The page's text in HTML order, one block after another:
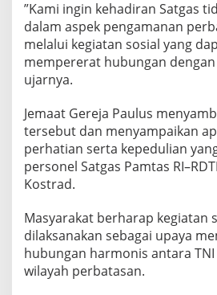
‎”Kami ingin kehadiran Satgas
dalam aspek pengamanan
melalui kegiatan sosial yang
mempererat hubungan dengan
ujarnya.
‎Jemaat Gereja Paulus
tersebut dan menyampaikan
perhatian serta kepedulian
personel Satgas Pamtas
Kostrad.
‎Masyarakat berharap kegiatan
dilaksanakan sebagai upaya
hubungan harmonis antara
wilayah perbatasan.